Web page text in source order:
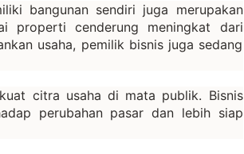
bangunan sendiri juga merupakan
properti cenderung meningkat dari
usaha, pemilik bisnis juga sedang
citra usaha di mata publik. Bisnis
perubahan pasar dan lebih siap